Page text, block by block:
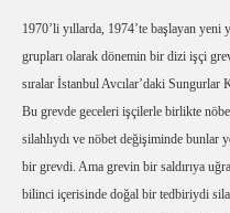
1970’li yıllarda, 1974’te başlayan
grupları olarak dönemin bir dizi işçi
sıralar İstanbul Avcılar’daki Sungurlar
Bu grevde geceleri işçilerle birlikte
silahlıydı ve nöbet değişiminde bunlar
bir grevdi. Ama grevin bir saldırıya
bilinci içerisinde doğal bir tedbiriydi